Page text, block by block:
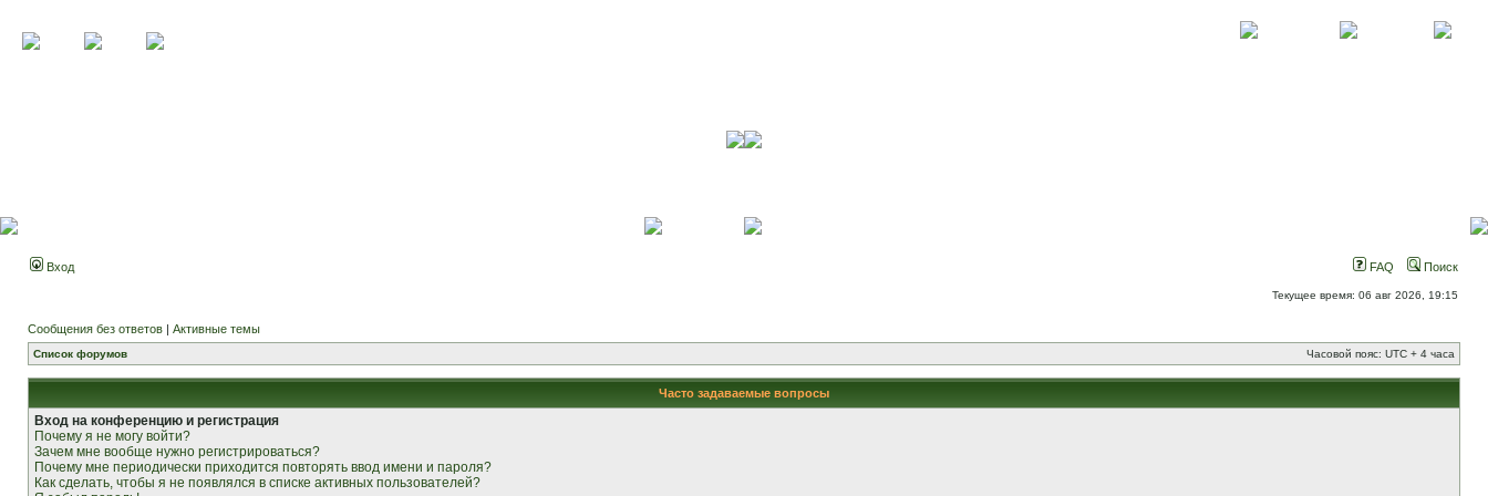
Вход FAQ Поиск
Текущее время: 06 авг 2026, 19:15
Сообщения без ответов | Активные темы
Список форумов Часовой пояс: UTC + 4 часа
Часто задаваемые вопросы
Вход на конференцию и регистрация
Почему я не могу войти?
Зачем мне вообще нужно регистрироваться?
Почему мне периодически приходится повторять ввод имени и пароля?
Как сделать, чтобы я не появлялся в списке активных пользователей?